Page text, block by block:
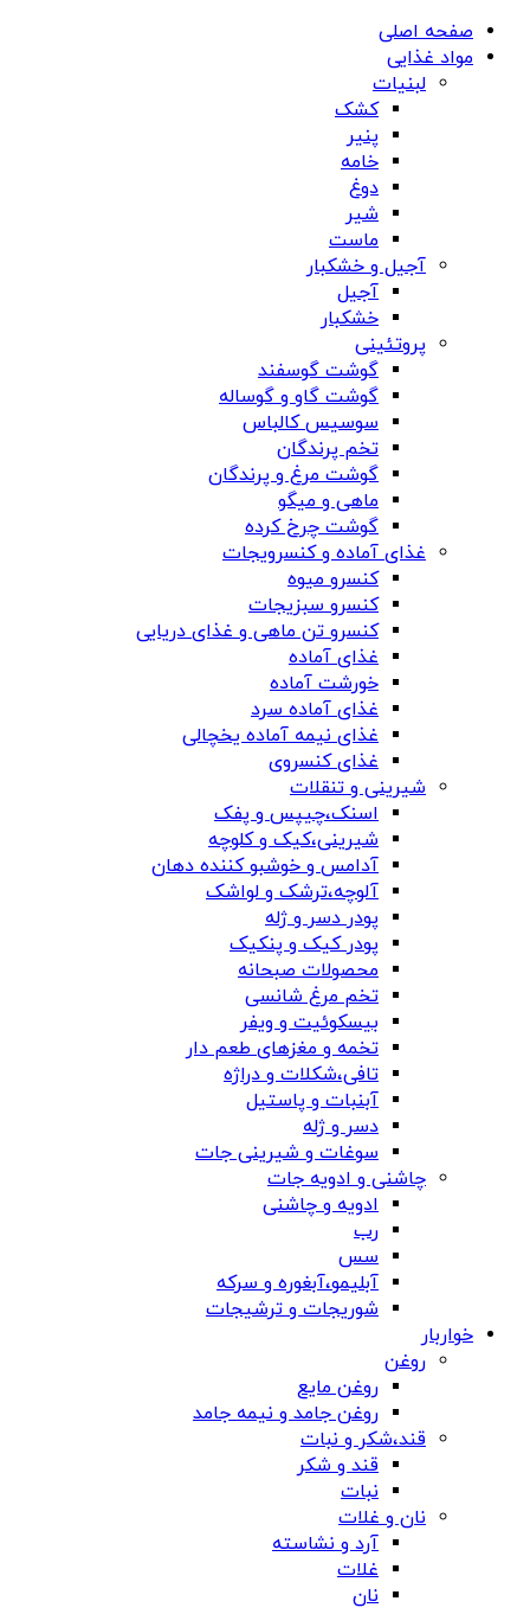
صفحه اصلی
مواد غذایی
لبنیات
کشک
پنیر
خامه
دوغ
شیر
ماست
آجیل و خشکبار
آجیل
خشکبار
پروتئینی
گوشت گوسفند
گوشت گاو و گوساله
سوسیس کالباس
تخم پرندگان
گوشت مرغ و پرندگان
ماهی و میگو
گوشت چرخ کرده
غذای آماده و کنسرویجات
کنسرو میوه
کنسرو سبزیجات
کنسرو تن ماهی و غذای دریایی
غذای آماده
خورشت آماده
غذای آماده سرد
غذای نیمه آماده یخچالی
غذای کنسروی
شیرینی و تنقلات
اسنک،چیپس و پفک
شیرینی،کیک و کلوچه
آدامس و خوشبو کننده دهان
آلوچه،ترشک و لواشک
پودر دسر و ژله
پودر کیک و پنکیک
محصولات صبحانه
تخم مرغ شانسی
بیسکوئیت و ویفر
تخمه و مغزهای طعم دار
تافی،شکلات و دراژه
آبنبات و پاستیل
دسر و ژله
سوغات و شیرینی جات
چاشنی و ادویه جات
ادویه و چاشنی
رب
سس
آبلیمو،آبغوره و سرکه
شوریجات و ترشیجات
خواربار
روغن
روغن مایع
روغن جامد و نیمه جامد
قند،شکر و نبات
قند و شکر
نبات
نان و غلات
آرد و نشاسته
غلات
نان